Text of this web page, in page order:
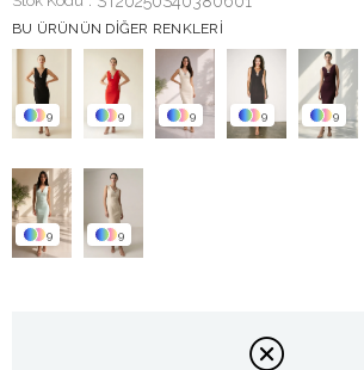
BU ÜRÜNÜN DIĞER RENKLERI
9 9 9 9 9
9 9